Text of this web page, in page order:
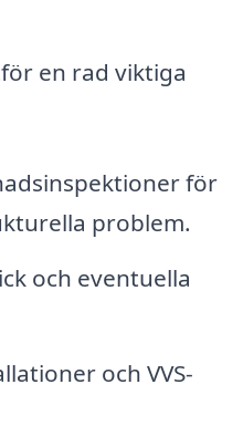
en rad viktiga
för
problem.
och eventuella
och VVS-